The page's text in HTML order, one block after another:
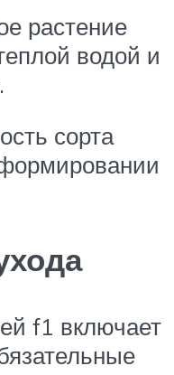
растение
водой и
сорта
f1 включает